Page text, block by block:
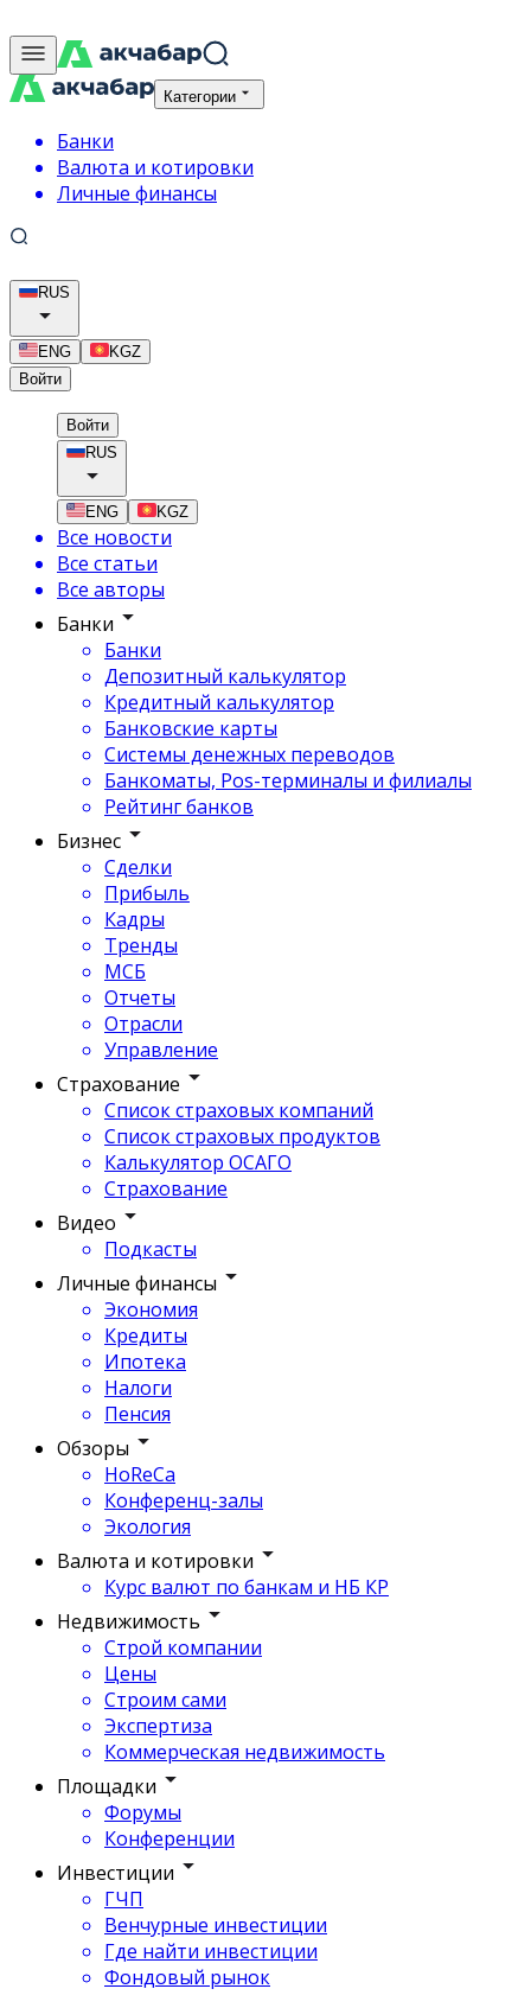
Категории
Банки
Валюта и котировки
Личные финансы
RUS
ENG
KGZ
Войти
Войти
RUS
ENG KGZ
Все новости
Все статьи
Все авторы
Банки
Банки
Депозитный калькулятор
Кредитный калькулятор
Банковские карты
Системы денежных переводов
Банкоматы, Pos-терминалы и филиалы
Рейтинг банков
Бизнес
Сделки
Прибыль
Кадры
Тренды
МСБ
Отчеты
Отрасли
Управление
Страхование
Список страховых компаний
Список страховых продуктов
Калькулятор ОСАГО
Страхование
Видео
Подкасты
Личные финансы
Экономия
Кредиты
Ипотека
Налоги
Пенсия
Обзоры
HoReCa
Конференц-залы
Экология
Валюта и котировки
Курс валют по банкам и НБ КР
Недвижимость
Строй компании
Цены
Строим сами
Экспертиза
Коммерческая недвижимость
Площадки
Форумы
Конференции
Инвестиции
ГЧП
Венчурные инвестиции
Где найти инвестиции
Фондовый рынок